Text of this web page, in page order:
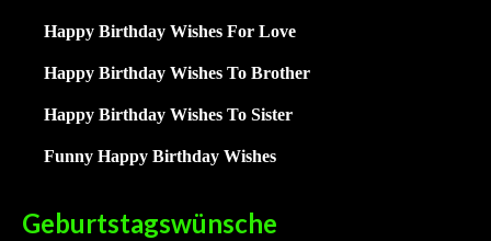
Happy Birthday Wishes For Love
Happy Birthday Wishes To Brother
Happy Birthday Wishes To Sister
Funny Happy Birthday Wishes
Geburtstagswünsche